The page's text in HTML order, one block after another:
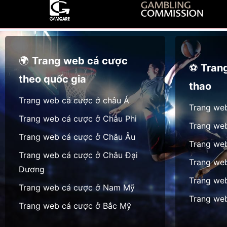
h
t
ề
á
c
ư
ợ
c
l
h
C
g
i
á
o
v
à
o
c
n
t
h
c
Đ
ặ
t
c
ư
🌍Trang web cá cược
theo quốc gia
Trang web cá cược ở châu Á
Trang web cá cược ở Châu Phi
Trang web cá cược ở Châu Âu
Trang web cá cược ở Châu Đại
Dương
Trang web cá cược ở Nam Mỹ
Trang web cá cược ở Bắc Mỹ
⚽
thao
Trang
Trang
Trang
Trang
Trang
Trang